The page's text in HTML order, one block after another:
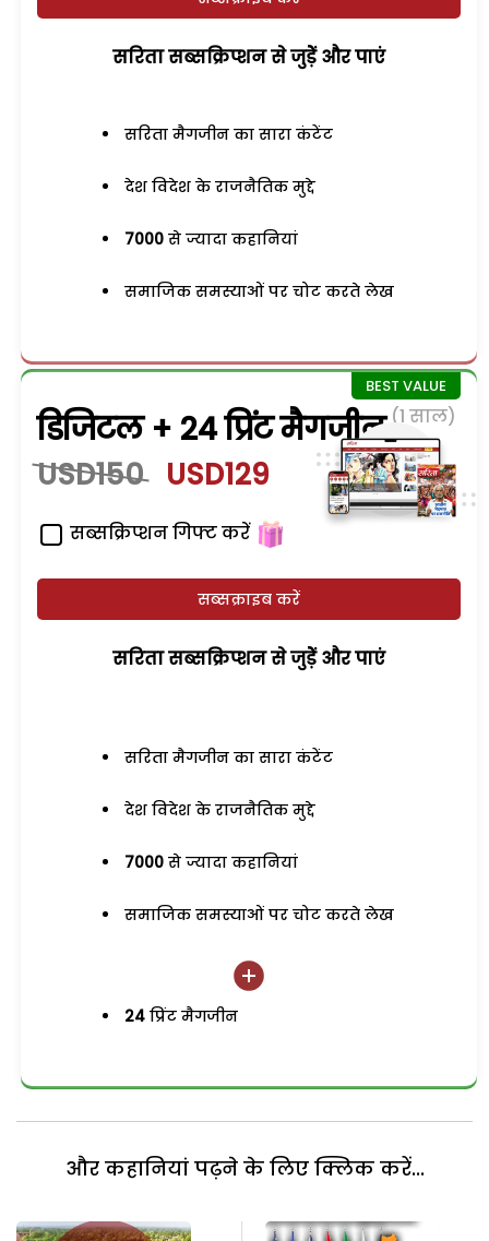
सरिता सब्सक्रिप्शन से जुड़ेें और पाएं
सरिता मैगजीन का सारा कंटेंट
देश विदेश के राजनैतिक मुद्दे
7000 से ज्यादा कहानियां
समाजिक समस्याओं पर चोट करते लेख
डिजिटल + 24 प्रिंट मैगजीन (1 साल)
USD150 USD129
सब्सक्रिप्शन गिफ्ट करें
सब्सक्राइब करें
सरिता सब्सक्रिप्शन से जुड़ेें और पाएं
सरिता मैगजीन का सारा कंटेंट
देश विदेश के राजनैतिक मुद्दे
7000 से ज्यादा कहानियां
समाजिक समस्याओं पर चोट करते लेख
24 प्रिंट मैगजीन
और कहानियां पढ़ने के लिए क्लिक करें...